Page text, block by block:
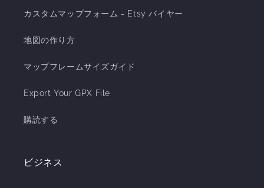
カスタムマップフォーム - Etsy バイヤー
地図の作り方
マップフレームサイズガイド
Export Your GPX File
購読する
ビジネス